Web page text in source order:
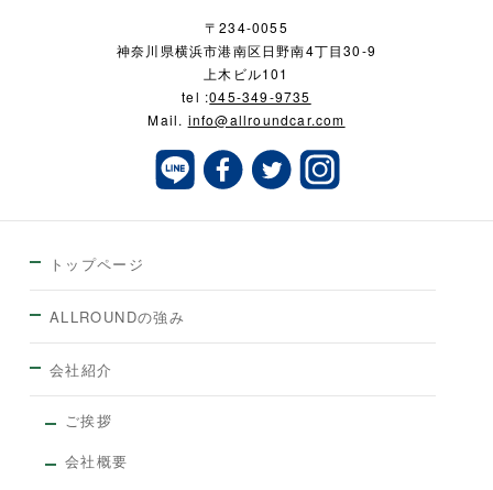
〒234-0055
神奈川県横浜市港南区日野南4丁目30-9
上木ビル101
tel :045-349-9735
Mail. info@allroundcar.com
トップページ
ALLROUNDの強み
会社紹介
ご挨拶
会社概要